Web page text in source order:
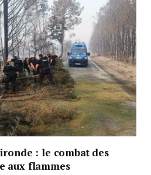
: le combat des
aux flammes